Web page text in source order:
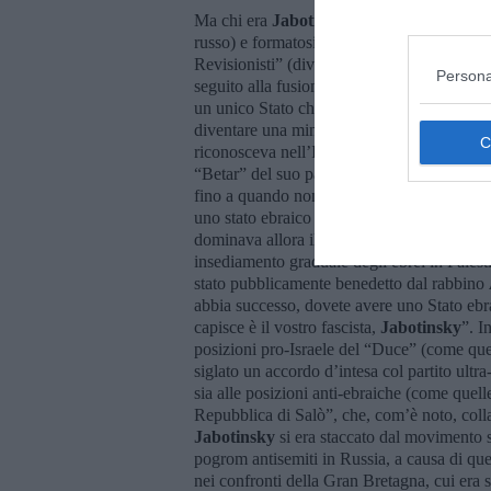
Ma chi era Jabotinsky
russo) e formatosi all’Università La
Revisionisti” (diventato “Partito Hirut”
seguito alla fusione con altre formazioni).
un unico Stato che unificasse ambedue
diventare una minoranza interna a Israele
riconosceva nell’Italia di
una
“Betar” del suo partito sul modello di idee
fino a quando non si alleò con
uno stato ebraico in Palestina e portava
dominava allora il Mediterraneo e gli
insediamento graduale degli ebrei in
stato pubblicamente benedetto dal rabbino
abbia successo, dovete avere uno Stato
capisce è il vostro fascista, Jabotinsky”.
posizioni pro-Israele del “Duce” (come
siglato un accordo d’intesa col partito
sia alle posizioni anti-ebraiche (come
Repubblica di Salò”, che, com’è noto,
Jabotinsky si era staccato dal
pogrom antisemiti in Russia, a causa di
nei confronti della Gran Bretagna, cui era